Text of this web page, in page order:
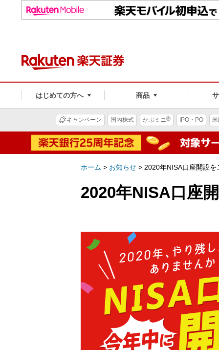
はじめての方へ 商品
キャンペーン 国内株式 かぶミニ® IPO・PO
ホーム > お知らせ > 2020年NISA口座開設
2020年NISA口座